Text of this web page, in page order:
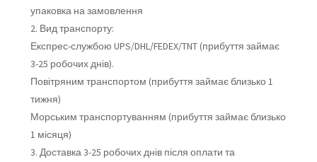
упаковка на замовлення
2. Вид транспорту:
Експрес-службою UPS/DHL/FEDEX/TNT (прибуття займає
3-25 робочих днів).
Повітряним транспортом (прибуття займає близько 1
тижня)
Морським транспортуванням (прибуття займає близько
1 місяця)
3. Доставка 3-25 робочих днів після оплати та